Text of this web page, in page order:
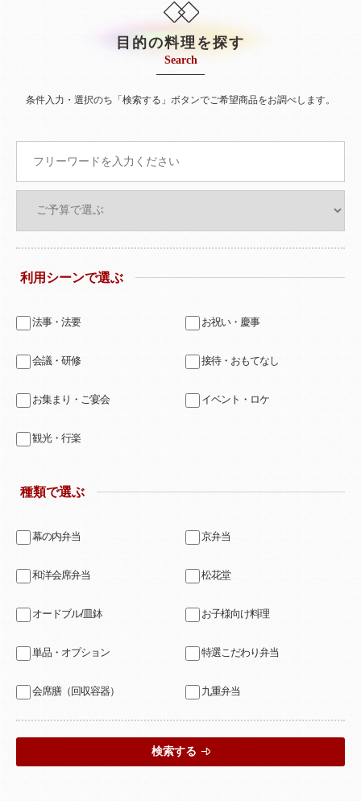
目的の料理を探す
Search
条件入力・選択のち「検索する」ボタンでご希望商品をお調べします。
利用シーンで選ぶ
法事・法要 お祝い・慶事
会議・研修 接待・おもてなし
お集まり・ご宴会 イベント・ロケ
観光・行楽
種類で選ぶ
幕の内弁当 京弁当
和洋会席弁当 松花堂
オードブル/皿鉢 お子様向け料理
単品・オプション 特選こだわり弁当
会席膳（回収容器） 九重弁当
検索する